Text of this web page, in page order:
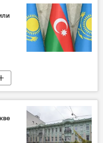
Торговля
мир
Байрамов